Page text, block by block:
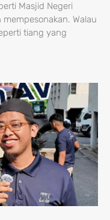
Masjid Negeri
Walau
tiang yang